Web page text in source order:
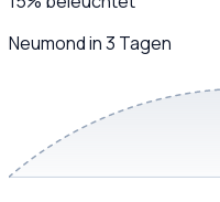
Neumond in 3 Tagen